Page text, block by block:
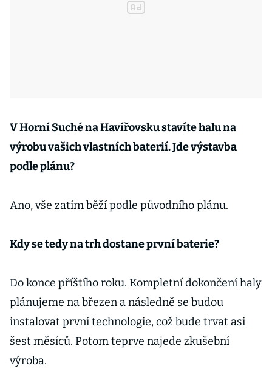
V Horní Suché na Havířovsku stavíte halu na
výrobu vašich vlastních baterií. Jde výstavba
podle plánu?
Ano, vše zatím běží podle původního plánu.
Kdy se tedy na trh dostane první baterie?
Do konce příštího roku. Kompletní dokončení haly
plánujeme na březen a následně se budou
instalovat první technologie, což bude trvat asi
šest měsíců. Potom teprve najede zkušební
výroba.